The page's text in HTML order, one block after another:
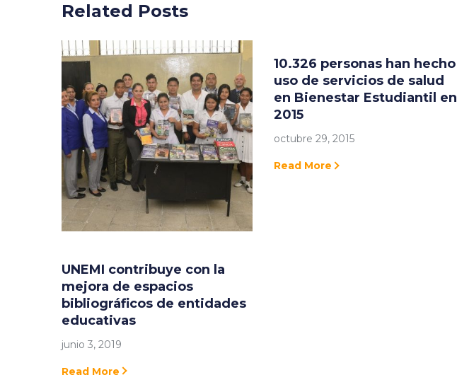
Related Posts
UNEMI contribuye con la
mejora de espacios
bibliográficos de entidades
educativas
junio 3, 2019
Read More
10.326 personas han hecho
uso de servicios de salud
en Bienestar Estudiantil en
2015
octubre 29, 2015
Read More